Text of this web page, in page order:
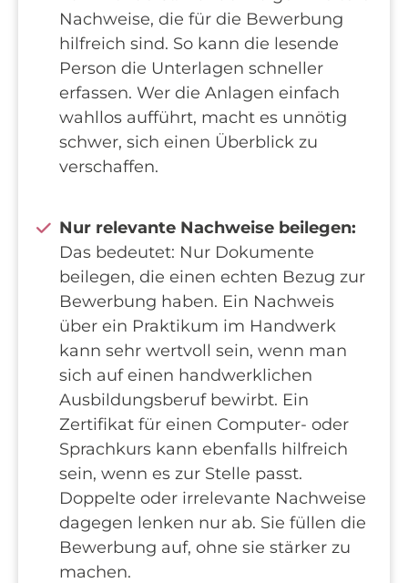
Nachweise, die für die Bewerbung
hilfreich sind. So kann die lesende
Person die Unterlagen schneller
erfassen. Wer die Anlagen einfach
wahllos aufführt, macht es unnötig
schwer, sich einen Überblick zu
verschaffen.
Nur relevante Nachweise beilegen:
Das bedeutet: Nur Dokumente
beilegen, die einen echten Bezug zur
Bewerbung haben. Ein Nachweis
über ein Praktikum im Handwerk
kann sehr wertvoll sein, wenn man
sich auf einen handwerklichen
Ausbildungsberuf bewirbt. Ein
Zertifikat für einen Computer- oder
Sprachkurs kann ebenfalls hilfreich
sein, wenn es zur Stelle passt.
Doppelte oder irrelevante Nachweise
dagegen lenken nur ab. Sie füllen die
Bewerbung auf, ohne sie stärker zu
machen.